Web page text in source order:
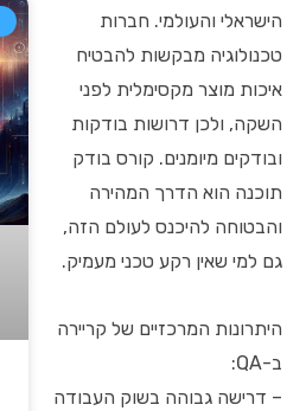
הישראלי והעולמי. חברות
טכנולוגיה מבקשות להבטיח
איכות מוצר מקסימלית לפני
השקה, ולכן דרושות בודקות
ובודקים מיומנים. קורס בודק
תוכנה הוא הדרך המהירה
והבטוחה להיכנס לעולם הזה,
גם למי שאין רקע טכני מעמיק.
היתרונות המרכזיים של קריירה
ב-QA:
– דרישה גבוהה בשוק העבודה